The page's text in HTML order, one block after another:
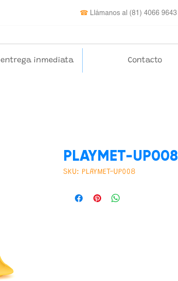
☎ Llámanos al (81) 4066 9643
entrega inmediata Contacto
PLAYMET-UP008
SKU: PLAYMET-UP008